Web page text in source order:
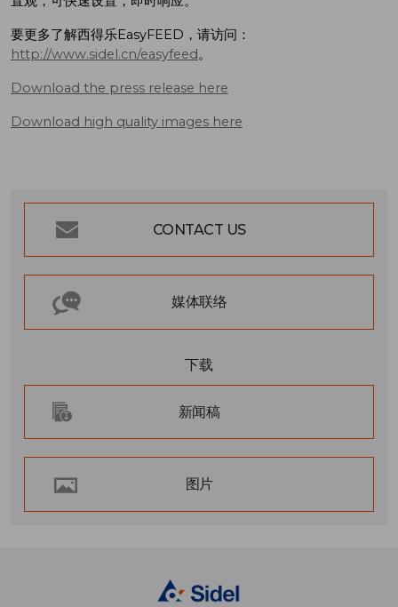
要更多了解西得乐EasyFEED，请访问：
http://www.sidel.cn/easyfeed。
Download the press release here
Download high quality images here
CONTACT US
媒体联络
下载
新闻稿
图片